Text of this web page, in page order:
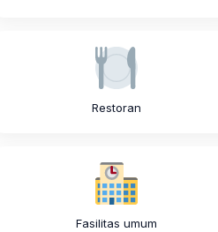
Restoran
Fasilitas umum